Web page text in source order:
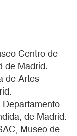
Centro de
de Madrid.
de Artes
de Madrid.
Museo de